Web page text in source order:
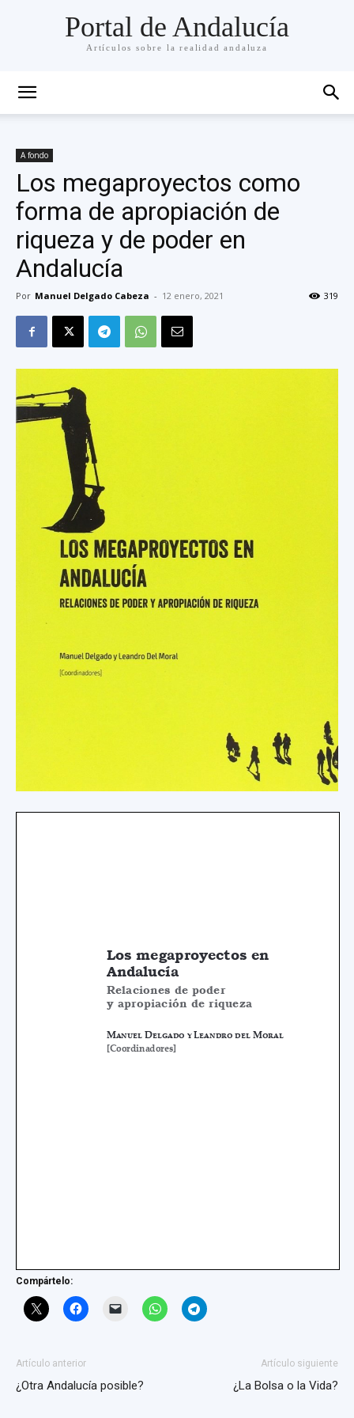
Portal de Andalucía
Artículos sobre la realidad andaluza
A fondo
Los megaproyectos como
forma de apropiación de
riqueza y de poder en
Andalucía
Por Manuel Delgado Cabeza - 12 enero, 2021 319
Compártelo:
Artículo anterior
¿Otra Andalucía posible?
Artículo siguiente
¿La Bolsa o la Vida?